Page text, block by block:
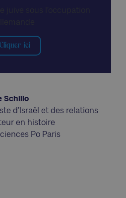
Cliquer ici
Schillo
d’Israël et des relations
en histoire
Po Paris